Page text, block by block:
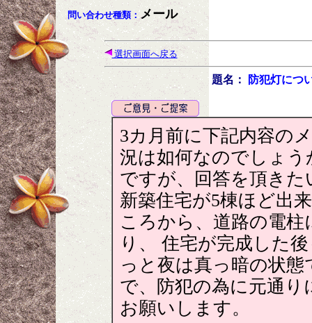
問い合わせ種類：メール
選択画面へ戻る
題名： 防犯灯につ
3カ月前に下記内容の
況は如何なのでしょ
ですが、回答を頂きた
新築住宅が5棟ほど出
ころから、道路の電
り、 住宅が完成した
っと夜は真っ暗の状
で、防犯の為に元通
お願いします。